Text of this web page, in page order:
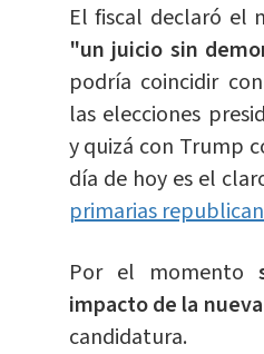
El fiscal declaró el
"un juicio sin
podría coincidir
las elecciones
y quizá con Trump
día de hoy es el
primarias
Por el momento
impacto de la
candidatura.